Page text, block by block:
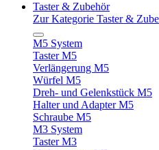
Taster & Zubehör
Zur Kategorie Taster &
M5 System
Taster M5
Verlängerung M5
Würfel M5
Dreh- und Gelenkstück M5
Halter und Adapter M5
Schraube M5
M3 System
Taster M3